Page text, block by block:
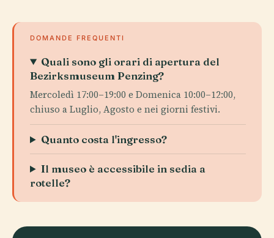
DOMANDE FREQUENTI
Quali sono gli orari di apertura del
Bezirksmuseum Penzing?
Mercoledì 17:00–19:00 e Domenica 10:00–12:00,
chiuso a Luglio, Agosto e nei giorni festivi.
Quanto costa l'ingresso?
Il museo è accessibile in sedia a
rotelle?